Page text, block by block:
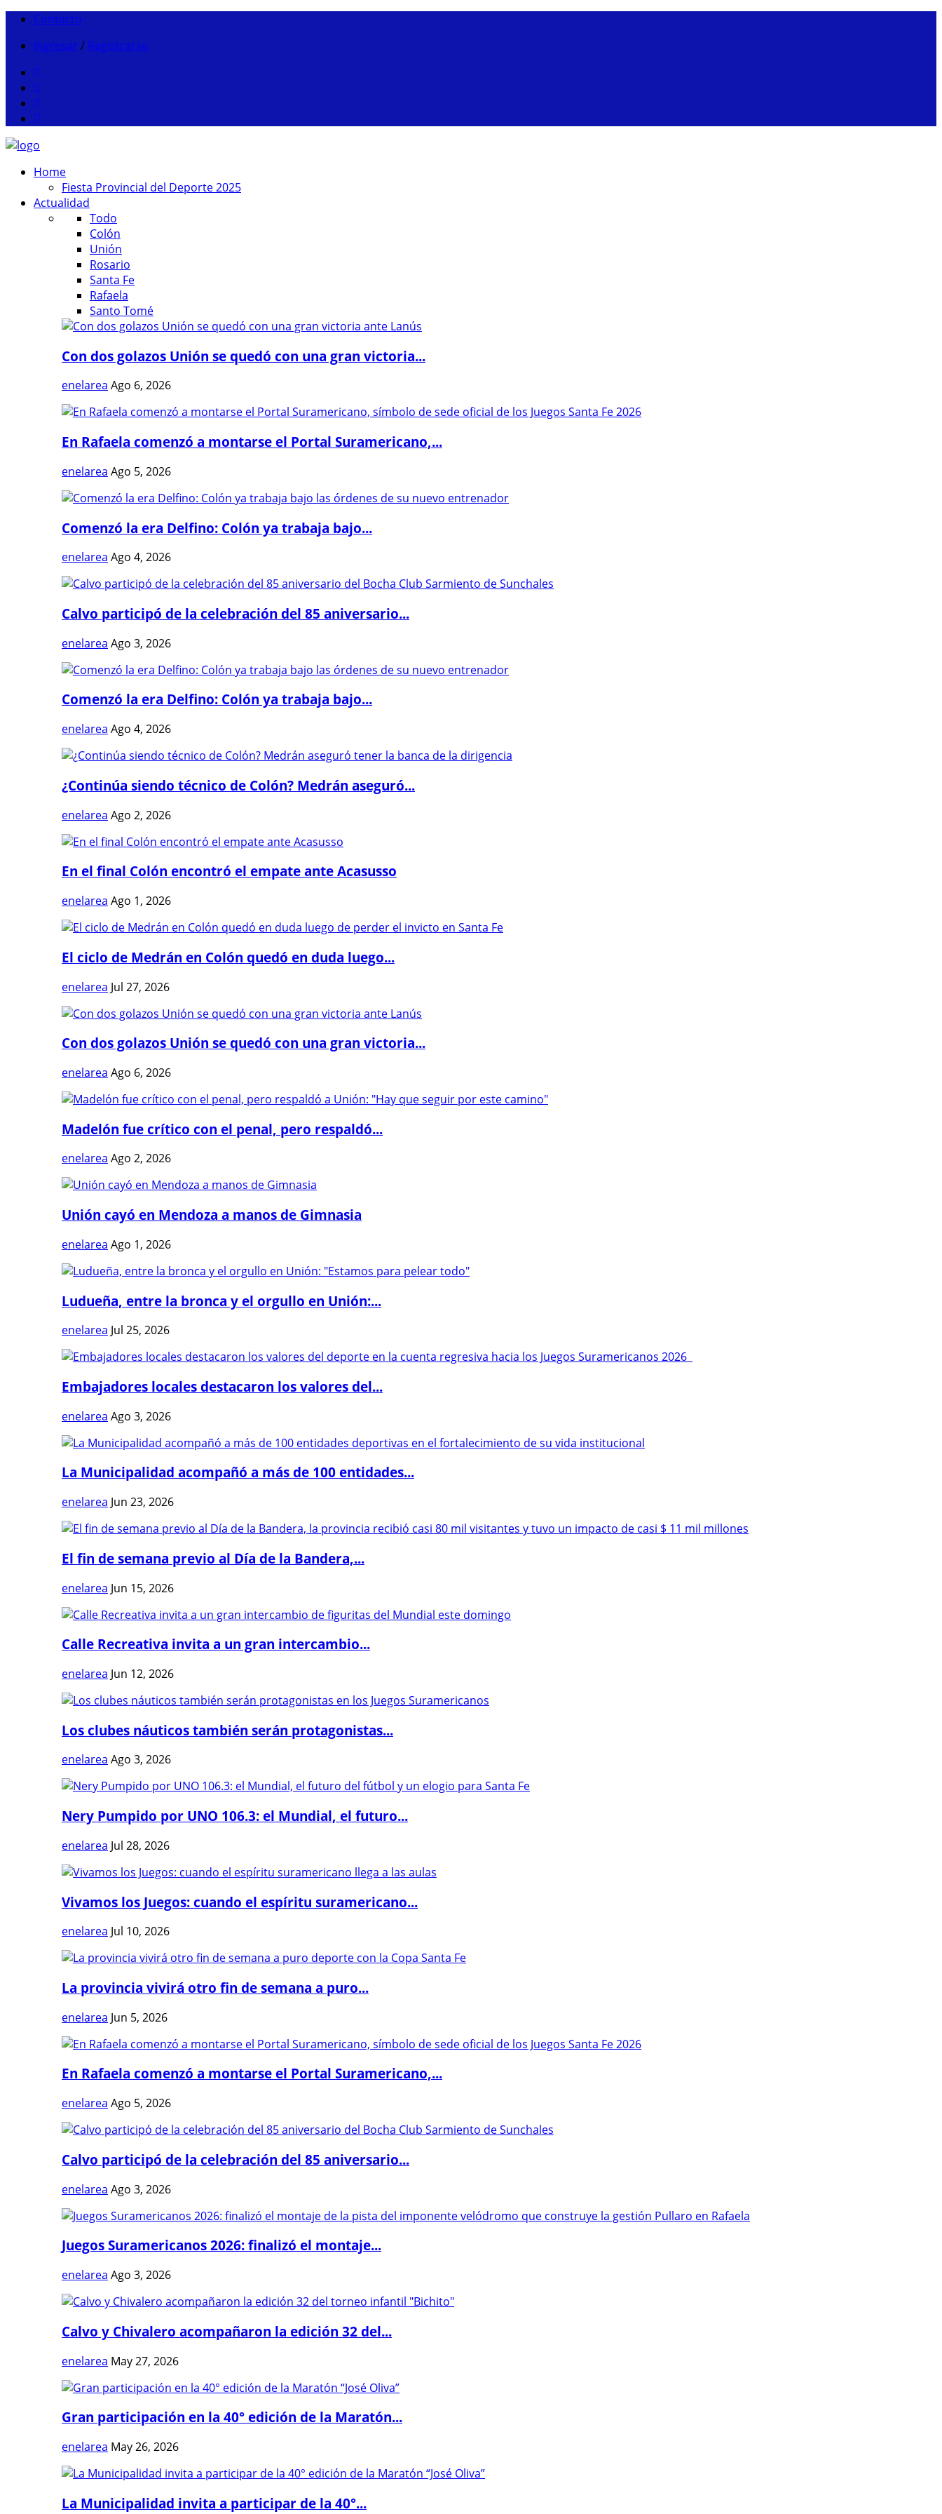
Contacto
Ingresar / Registrarse
Home
Fiesta Provincial del Deporte 2025
Actualidad
Todo
Colón
Unión
Rosario
Santa Fe
Rafaela
Santo Tomé
Con dos golazos Unión se quedó con una gran victoria...
enelarea Ago 6, 2026
En Rafaela comenzó a montarse el Portal Suramericano,...
enelarea Ago 5, 2026
Comenzó la era Delfino: Colón ya trabaja bajo...
enelarea Ago 4, 2026
Calvo participó de la celebración del 85 aniversario...
enelarea Ago 3, 2026
Comenzó la era Delfino: Colón ya trabaja bajo...
enelarea Ago 4, 2026
¿Continúa siendo técnico de Colón? Medrán aseguró...
enelarea Ago 2, 2026
En el final Colón encontró el empate ante Acasusso
enelarea Ago 1, 2026
El ciclo de Medrán en Colón quedó en duda luego...
enelarea Jul 27, 2026
Con dos golazos Unión se quedó con una gran victoria...
enelarea Ago 6, 2026
Madelón fue crítico con el penal, pero respaldó...
enelarea Ago 2, 2026
Unión cayó en Mendoza a manos de Gimnasia
enelarea Ago 1, 2026
Ludueña, entre la bronca y el orgullo en Unión:...
enelarea Jul 25, 2026
Embajadores locales destacaron los valores del...
enelarea Ago 3, 2026
La Municipalidad acompañó a más de 100 entidades...
enelarea Jun 23, 2026
El fin de semana previo al Día de la Bandera,...
enelarea Jun 15, 2026
Calle Recreativa invita a un gran intercambio...
enelarea Jun 12, 2026
Los clubes náuticos también serán protagonistas...
enelarea Ago 3, 2026
Nery Pumpido por UNO 106.3: el Mundial, el futuro...
enelarea Jul 28, 2026
Vivamos los Juegos: cuando el espíritu suramericano...
enelarea Jul 10, 2026
La provincia vivirá otro fin de semana a puro...
enelarea Jun 5, 2026
En Rafaela comenzó a montarse el Portal Suramericano,...
enelarea Ago 5, 2026
Calvo participó de la celebración del 85 aniversario...
enelarea Ago 3, 2026
Juegos Suramericanos 2026: finalizó el montaje...
enelarea Ago 3, 2026
Calvo y Chivalero acompañaron la edición 32 del...
enelarea May 27, 2026
Gran participación en la 40° edición de la Maratón...
enelarea May 26, 2026
La Municipalidad invita a participar de la 40°...